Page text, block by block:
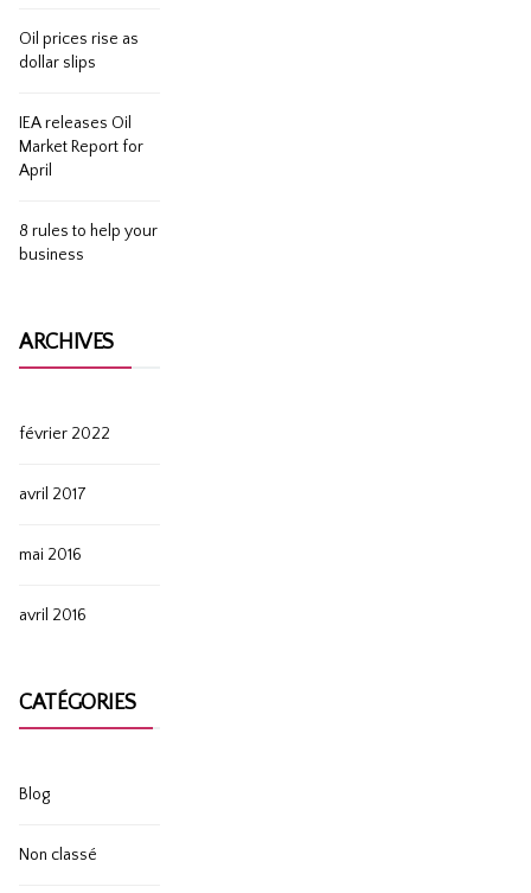
Oil prices rise as
dollar slips
IEA releases Oil
Market Report for
April
8 rules to help your
business
ARCHIVES
février 2022
avril 2017
mai 2016
avril 2016
CATÉGORIES
Blog
Non classé